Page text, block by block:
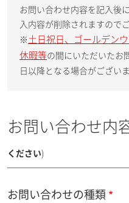
お問い合わせ内容を記入後
入内容が削除されますので
※ 土日祝日、ゴールデン
休暇等の間にいただいたお
日以降となる場合がござい
お問い合わせ内
ください)
お問い合わせの種類